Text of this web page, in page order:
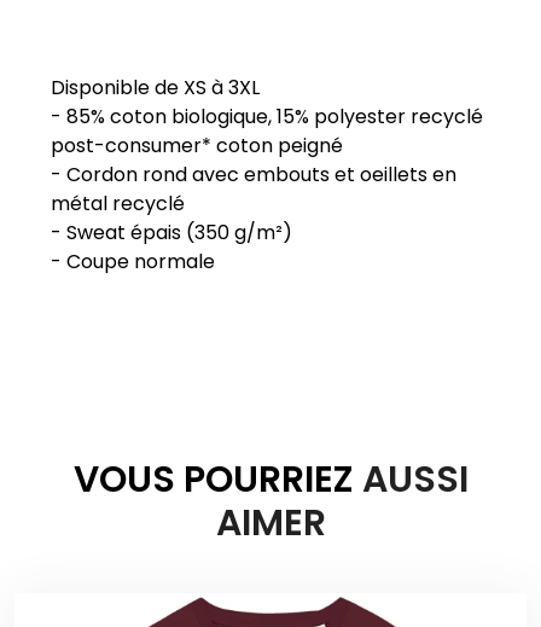
Disponible de XS à 3XL
- 85% coton biologique, 15% polyester recyclé
post-consumer* coton peigné
- Cordon rond avec embouts et oeillets en
métal recyclé
- Sweat épais (350 g/m²)
VOUS POURRIEZ AUSSI
AIMER